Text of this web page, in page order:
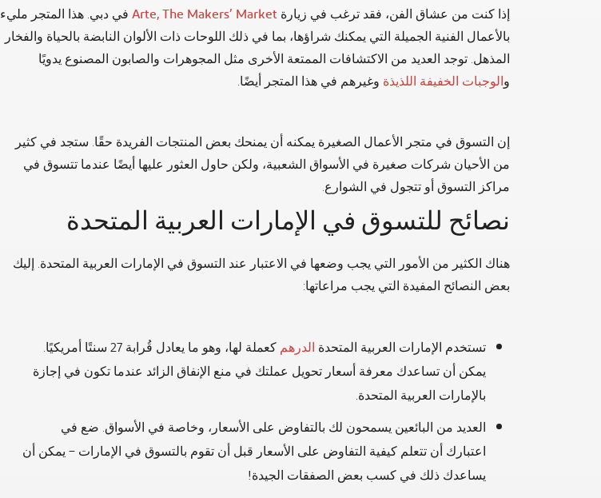
إذا كنت من عشاق الفن، فقد ترغب في زيارةArte, The Makers’ Marketفي دبي. هذا المتجر مليء
بالأعمال الفنية الجميلة التي يمكنك شراؤها، بما في ذلك اللوحات ذات الألوان النابضة بالحياة والفخار
المذهل. توجد العديد من الاكتشافات الممتعة الأخرى مثل المجوهرات والصابون المصنوع يدويًا
والوجبات الخفيفة اللذيذةوغيرهم في هذا المتجر أيضًا.
إن التسوق في متجر الأعمال الصغيرة يمكنه أن يمنحك بعض المنتجات الفريدة حقًا. ستجد في كثير
من الأحيان شركات صغيرة في الأسواق الشعبية، ولكن حاول العثور عليها أيضًا عندما تتسوق في
مراكز التسوق أو تتجول في الشوارع.
نصائح للتسوق في الإمارات العربية المتحدة
هناك الكثير من الأمور التي يجب وضعها في الاعتبار عند التسوق في الإمارات العربية المتحدة. إليك
بعض النصائح المفيدة التي يجب مراعاتها:
تستخدم الإمارات العربية المتحدةالدرهم
كعملة لها، وهو ما يعادل قُرابة 27 سنتًا أمريكيًا.
يمكن أن تساعدك معرفة أسعار تحويل عملتك في منع الإنفاق الزائد عندما تكون في إجازة
بالإمارات العربية المتحدة.
العديد من البائعين يسمحون لك بالتفاوض على الأسعار، وخاصة في الأسواق. ضع في
اعتبارك أن تتعلم كيفية التفاوض على الأسعار قبل أن تقوم بالتسوق في الإمارات – يمكن أن
يساعدك ذلك في كسب بعض الصفقات الجيدة!